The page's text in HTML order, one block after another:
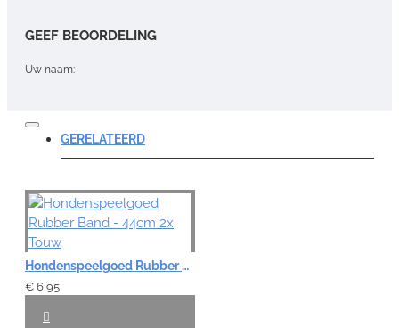
GEEF BEOORDELING
Uw naam:
Opmerking:
Note:HTML-code wordt niet vertaald!
Waardering:
Slecht
GERELATEERD
Hondenspeelgoed Rubber Band - 44cm 2x Touw
€ 6,95